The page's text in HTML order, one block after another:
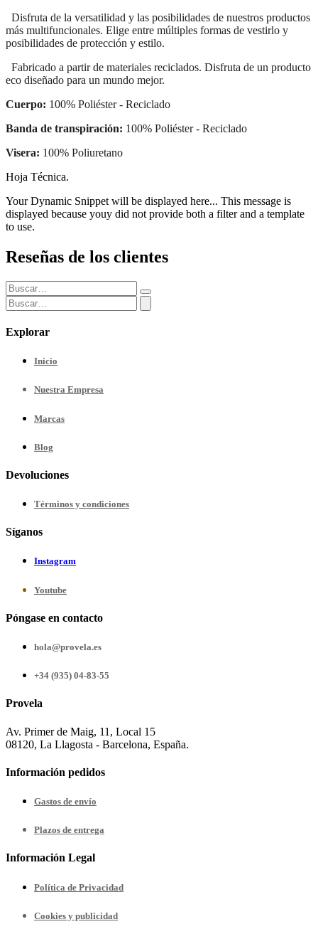
Disfruta de la versatilidad y las posibilidades de nuestros productos
más multifuncionales. Elige entre múltiples formas de vestirlo y
posibilidades de protección y estilo.
Fabricado a partir de materiales reciclados. Disfruta de un producto
eco diseñado para un mundo mejor.
Cuerpo: 100% Poliéster - Reciclado
Banda de transpiración: 100% Poliéster - Reciclado
Visera: 100% Poliuretano
Hoja Técnica.
Your Dynamic Snippet will be displayed here... This message is
displayed because youy did not provide both a filter and a template
to use.
Reseñas de los clientes
Explorar
Inicio
Nuestra Empresa
Marcas
Blog
Devoluciones
Términos y condiciones
Síganos
Instagram
Youtube
Póngase en contacto
hola@provela.es
+34 (935) 04-83-55
Provela
Av. Primer de Maig, 11, Local 15
08120, La Llagosta - Barcelona, España.
Información pedidos
Gastos de envío
Plazos de entrega
Información Legal
Política de Privacidad
Cookies y publicidad